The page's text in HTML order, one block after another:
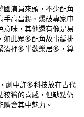
國演員來頭，不少配角
手高昌錫、爆破專家申
意味，其他還有像是易
如此眾多配角故事編排
湊裡多半歡樂居多，算
劇中許多科技放在古代
狡獪的喜感，但缺點仍
會其中魅力。